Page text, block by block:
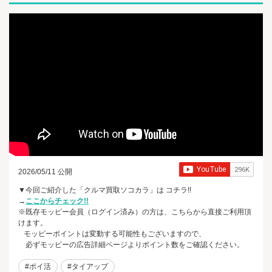
2026/05/11 公開
▼今回ご紹介した「クルマ買取ソコカラ」は コチラ!!
→ ここからチェック!!
※既存モッピー会員（ログイン済み）の方は、こちらから直接ご利用頂
けます。
モッピーポイントは変動する可能性もございますので、
必ずモッピーの広告詳細ページよりポイント数をご確認ください。
#ポイ活 #タイアップ